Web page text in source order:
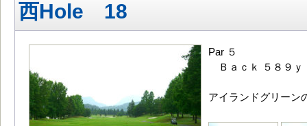
西Hole 18
Par ５
Ｂａｃｋ ５８９
アイランドグリーン